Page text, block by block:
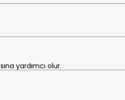
yardımcı olur.